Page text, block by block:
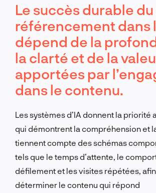
Le succès durable du
référencement dans
dépend de la
la clarté et de la
apportées par
dans le contenu.
Les systèmes d’IA donnent la priorité
qui démontrent la compréhension et
tiennent compte des schémas
tels que le temps d’attente, le
défilement et les visites répétées,
déterminer le contenu qui répond